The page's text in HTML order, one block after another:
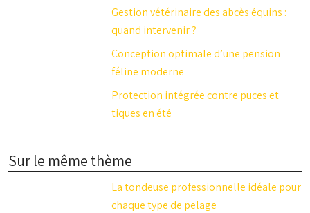
Gestion vétérinaire des abcès équins :
quand intervenir ?
Conception optimale d’une pension
féline moderne
Protection intégrée contre puces et
tiques en été
Sur le même thème
La tondeuse professionnelle idéale pour
chaque type de pelage